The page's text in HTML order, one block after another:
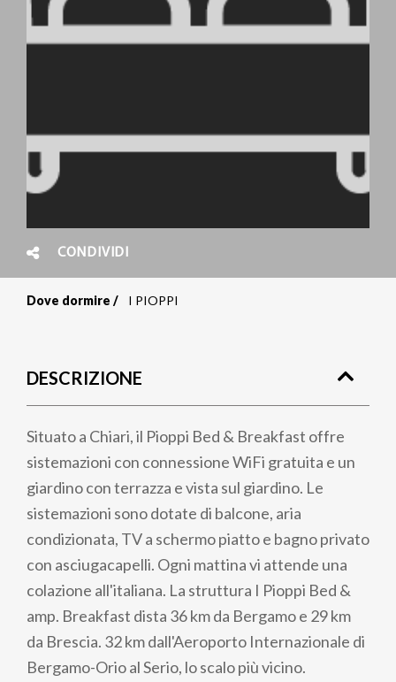
CONDIVIDI
pane
Dove dormire I PIOPPI
DESCRIZIONE
Situato a Chiari, il Pioppi Bed & Breakfast offre
sistemazioni con connessione WiFi gratuita e un
giardino con terrazza e vista sul giardino. Le
sistemazioni sono dotate di balcone, aria
condizionata, TV a schermo piatto e bagno privato
con asciugacapelli. Ogni mattina vi attende una
colazione all'italiana. La struttura I Pioppi Bed &
amp. Breakfast dista 36 km da Bergamo e 29 km
da Brescia. 32 km dall'Aeroporto Internazionale di
Bergamo-Orio al Serio, lo scalo più vicino.